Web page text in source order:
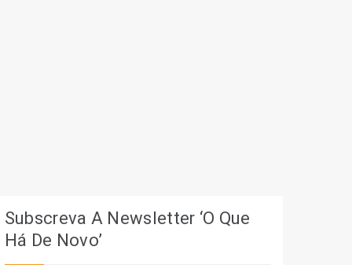
Subscreva A Newsletter ‘O Que
Há De Novo’